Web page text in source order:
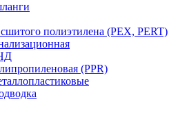
полиэтилена (PEX, PERT)
(PPR)